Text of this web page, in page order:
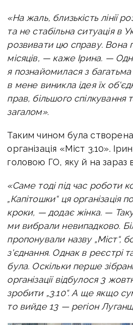
«На жаль, близькість лінії
та не стабільна ситуація в
розвивати цю справу. Вона
місяців, — каже Ірина. —
я познайомилася з
в мене виникла ідея їх
прав, більшого спілкування
загалом».
Таким чином була
організація «Міст 3.10».
головою ГО, яку й на зараз
«Саме тоді під час роботи
„Капітошки“ ця організація
кроки, — додає жінка. —
ми вибрали невипадково.
пропонували назву „Міст“,
з'єднання. Однак в реєстрі
була. Оскільки перше
організації відбулося 3
зробити „3.10“. А ще якщо
то вийде 13 — регіон